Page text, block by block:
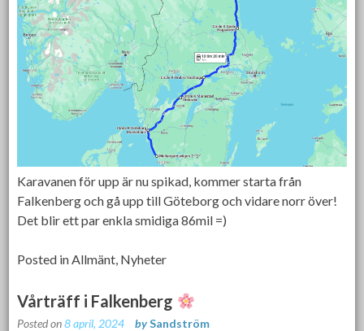
Karavanen för upp är nu spikad, kommer starta från
Falkenberg och gå upp till Göteborg och vidare norr över!
Det blir ett par enkla smidiga 86mil =)
Posted in Allmänt Nyheter
Vårträff i Falkenberg
Posted on8 april, 2024 bySandström